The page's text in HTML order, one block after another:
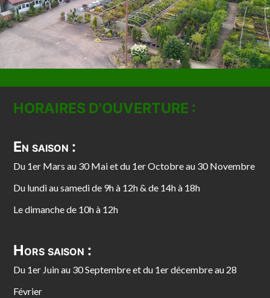
HORAIRES D'OUVERTURE :
En saison :
Du 1er Mars au 30 Mai et du 1er Octobre au 30 Novembre
Du lundi au samedi de 9h à 12h & de 14h à 18h
Le dimanche de 10h à 12h
Hors saison :
Du 1er Juin au 30 Septembre et du 1er décembre au 28
Février